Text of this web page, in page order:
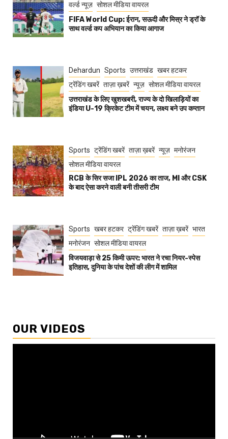
वर्ल्ड न्यूज़ सोशल मीडिया वायरल
FIFA World Cup: ईरान, सऊदी और मिस्र ने ड्रॉ के
साथ वर्ल्ड कप अभियान का किया आगाज
Dehardun Sports उत्तराखंड खबर हटकर
ट्रेंडिंग खबरें ताज़ा ख़बरें न्यूज़ सोशल मीडिया वायरल
उत्तराखंड के लिए खुशखबरी, राज्य के दो खिलाड़ियों का
इंडिया U-19 क्रिकेट टीम में चयन, लक्ष्य बने उप कप्तान
Sports ट्रेंडिंग खबरें ताज़ा ख़बरें न्यूज़ मनोरंजन
सोशल मीडिया वायरल
RCB के सिर सजा IPL 2026 का ताज, MI और CSK
के बाद ऐसा करने वाली बनी तीसरी टीम
Sports खबर हटकर ट्रेंडिंग खबरें ताज़ा ख़बरें भारत
मनोरंजन सोशल मीडिया वायरल
विजयवाड़ा से 25 किमी ऊपर: भारत ने रचा नियर-स्पेस
इतिहास, दुनिया के पांच देशों की लीग में शामिल
OUR VIDEOS